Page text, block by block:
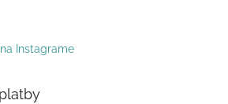
Instagrame